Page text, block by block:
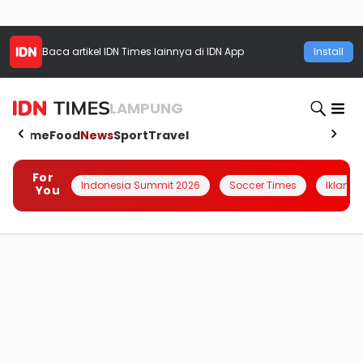
Baca artikel IDN Times lainnya di IDN App Install
LAMPUNG
HomeFoodNewsSportTravel
For
You
Indonesia Summit 2026 Soccer Times Iklanin